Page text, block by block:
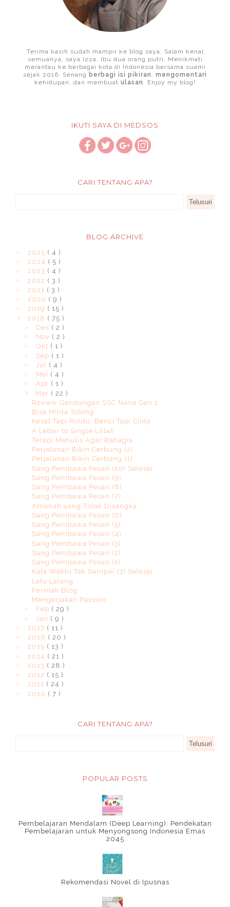
Terima kasih sudah mampir ke blog saya. Salam kenal
semuanya, saya Izza, ibu dua orang putri. Menikmati
merantau ke berbagai kota di Indonesia bersama suami
sejak 2016. Senang berbagi isi pikiran , mengomentari
kehidupan, dan membuat ulasan . Enjoy my blog!
IKUTI SAYA DI MEDSOS
CARI TENTANG APA?
BLOG ARCHIVE
2025 ( 4 )
2024 ( 5 )
2023 ( 4 )
2022 ( 3 )
2021 ( 3 )
2020 ( 9 )
2019 ( 15 )
2018 ( 75 )
Des ( 2 )
Nov ( 2 )
Okt ( 1 )
Sep ( 1 )
Jul ( 4 )
Mei ( 4 )
Apr ( 1 )
Mar ( 22 )
Review Gendongan SSC Nana Gen 1
Bisa Minta Tolong
Kesal Tapi Rindu, Benci Tapi Cinta
A Letter to Single Lillah
Terapi Menulis Agar Bahagia
Perjalanan Bikin Cerbung (2)
Perjalanan Bikin Cerbung (1)
Sang Pembawa Pesan (10) Selesai
Sang Pembawa Pesan (9)
Sang Pembawa Pesan (8)
Sang Pembawa Pesan (7)
Amanah yang Tidak Disangka
Sang Pembawa Pesan (6)
Sang Pembawa Pesan (5)
Sang Pembawa Pesan (4)
Sang Pembawa Pesan (3)
Sang Pembawa Pesan (2)
Sang Pembawa Pesan (1)
Kala Waktu Tak Sampai (3) Selesai
Lalu Lalang
Permak Blog
Mengerjakan Passion
Feb ( 29 )
Jan ( 9 )
2017 ( 11 )
2016 ( 20 )
2015 ( 13 )
2014 ( 21 )
2013 ( 28 )
2012 ( 15 )
2011 ( 24 )
2010 ( 7 )
CARI TENTANG APA?
POPULAR POSTS
Pembelajaran Mendalam (Deep Learning): Pendekatan
Pembelajaran untuk Menyongsong Indonesia Emas
2045
Rekomendasi Novel di Ipusnas